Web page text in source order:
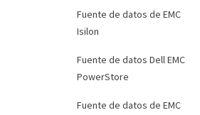
Fuente de datos de EMC
Isilon
Fuente de datos Dell EMC
PowerStore
Fuente de datos de EMC